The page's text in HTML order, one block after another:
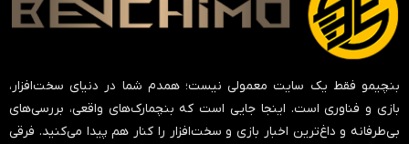
بنچیمو فقط یک سایت معمولی نیست؛ همدم شما در دنیای سخت‌افزار،
بازی و فناوری است. اینجا جایی است که بنچمارک‌های واقعی، بررسی‌های
بی‌طرفانه و داغ‌ترین اخبار بازی و سخت‌افزار را کنار هم پیدا می‌کنید. فرقی